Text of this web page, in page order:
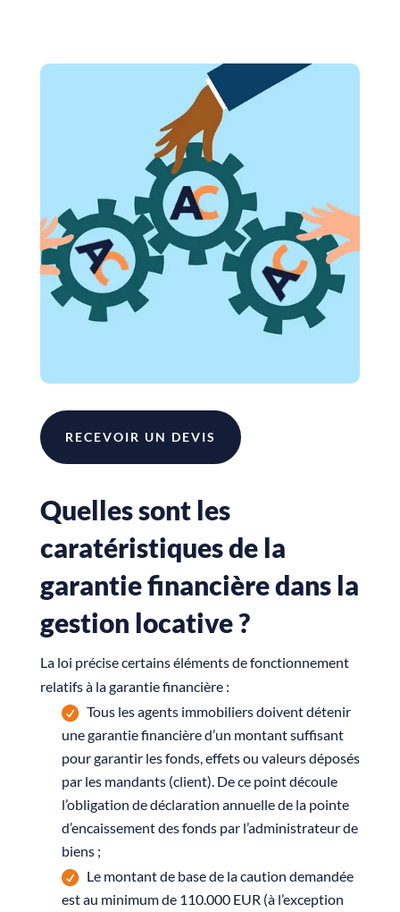
RECEVOIR UN DEVIS
Quelles sont les
caratéristiques de la
garantie financière dans la
gestion locative ?
La loi précise certains éléments de fonctionnement
relatifs à la garantie financière :
Tous les agents immobiliers doivent détenir
une garantie financière d’un montant suffisant
pour garantir les fonds, effets ou valeurs déposés
par les mandants (client). De ce point découle
l’obligation de déclaration annuelle de la pointe
d’encaissement des fonds par l’administrateur de
biens ;
Le montant de base de la caution demandée
est au minimum de 110.000 EUR (à l’exception